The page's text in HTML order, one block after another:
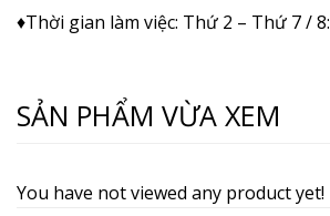
♦Thời gian làm việc: Thứ 2 – Thứ 7 /
SẢN PHẨM VỪA XEM
You have not viewed any product yet!